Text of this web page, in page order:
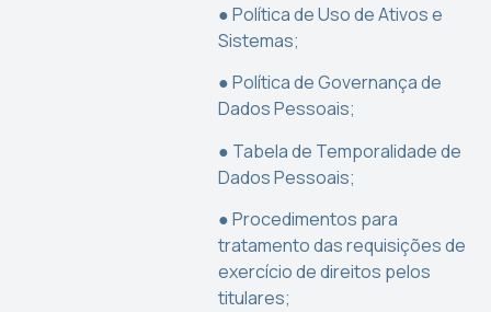
● Política de Uso de Ativos e
Sistemas;
● Política de Governança de
Dados Pessoais;
● Tabela de Temporalidade de
Dados Pessoais;
● Procedimentos para
tratamento das requisições de
exercício de direitos pelos
titulares;